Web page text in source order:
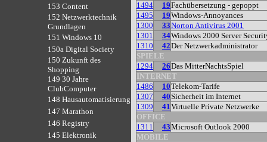
153 Content
152 Netzwerktechnik
Grundlagen
151 Windows 10
150a Digital Society
150 Zukunft des
Shopping
149 30 Jahre
ClubComputer
148 Hausautomatisierung
147 Marathon
146 Registry
145 Elektronik
1494
19Fachübersetzung - gepoppt
1495
19Windows-Annoyances
1300
33Norton Antivirus 2001
1301
34Windows 2000 Server
1310
42Der Netzwerkadministrator
SPIELE
1294
26Das MitterNachtsSpiel
INTERNET
1486
10Telekom-Tarife
1307
40Sicherheit im Internet
1309
41Virtuelle Private Netzwerke
OFFICE
1311
43Microsoft Outlook 2000
MOBILE